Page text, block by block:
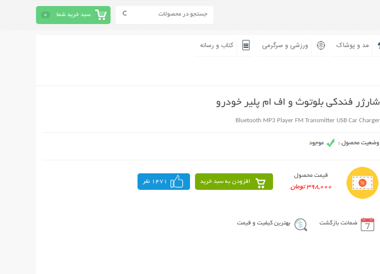
سبد خرید شما 0
مد و پوشاک ورزشی و سرگرمی کتاب و رسانه
شارژر فندکی بلوتوث و اف ام پلیر خودرو
Bluetooth MP3 Player FM Transmitter USB Car Charger
قیمت محصول
398,000 تومان
افزودن به سبد خرید 1471 نفر
ضمانت بازگشت بهترین کیفیت و قیمت